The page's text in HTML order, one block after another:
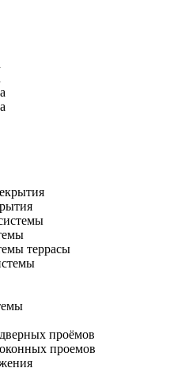
террасы
проёмов
проемов